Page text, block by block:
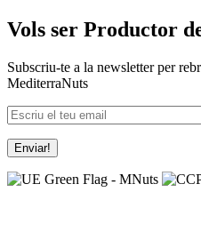
Vols ser Productor
Subscriu-te a la newsletter per
MediterraNuts